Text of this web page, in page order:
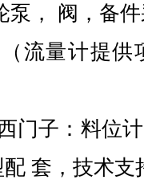
泵， 阀，备
流量计提供
门子：料位
套，技术支